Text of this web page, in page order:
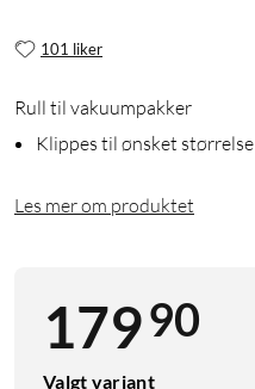
101 liker
Rull til vakuumpakker
Klippes til ønsket størrelse
Les mer om produktet
17990
Valgt variant